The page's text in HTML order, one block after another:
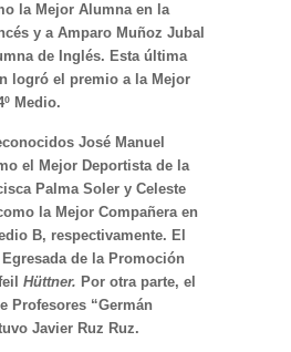
la Mejor Alumna en la
y a Amparo Muñoz Jubal
de Inglés. Esta última
logró el premio a la Mejor
Medio.
José Manuel
el Mejor Deportista de la
Palma Soler y Celeste
la Mejor Compañera en
B, respectivamente. El
de la Promoción
Hüttner. Por otra parte, el
Profesores “Germán
Javier Ruz Ruz.